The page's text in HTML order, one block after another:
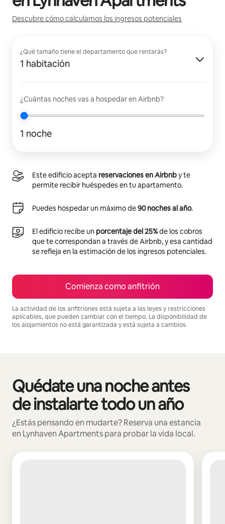
Descubre cómo calculamos los ingresos potenciales
¿Qué tamaño tiene el departamento que rentarás?
1 habitación
¿Cuántas noches vas a hospedar en Airbnb?
1 noche
Este edificio acepta reservaciones en Airbnby te
permite recibir huéspedes en tu apartamento.
Puedes hospedar un máximo de90 noches al año.
El edificio recibe un porcentaje del 25%de los cobros
que te correspondan a través de Airbnb, y esa cantidad
se refleja en la estimación de los ingresos potenciales.
Comienza como anfitrión
La actividad de los anfitriones está sujeta a las leyes y restricciones
aplicables, que pueden cambiar con el tiempo. La disponibilidad de
los alojamientos no está garantizada y está sujeta a cambios.
Quédate una noche antes
de instalarte todo un año
¿Estás pensando en mudarte? Reserva una estancia
en Lynhaven Apartments para probar la vida local.
Mostrando 0 de 0 elementos